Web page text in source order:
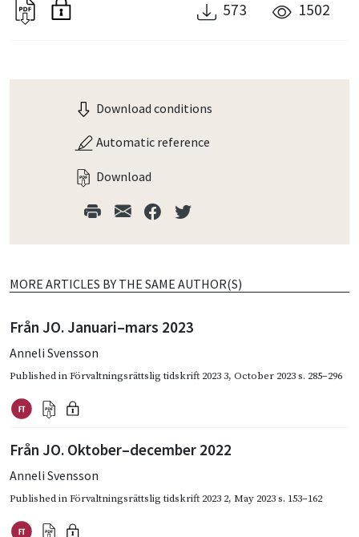
573 1502
Download conditions
Automatic reference
Download
MORE ARTICLES BY THE SAME AUTHOR(S)
Från JO. Januari–mars 2023
Anneli Svensson
Published inFörvaltningsrättslig tidskrift 2023 3, October 2023s. 285–296
Från JO. Oktober–december 2022
Anneli Svensson
Published inFörvaltningsrättslig tidskrift 2023 2, May 2023s. 153–162